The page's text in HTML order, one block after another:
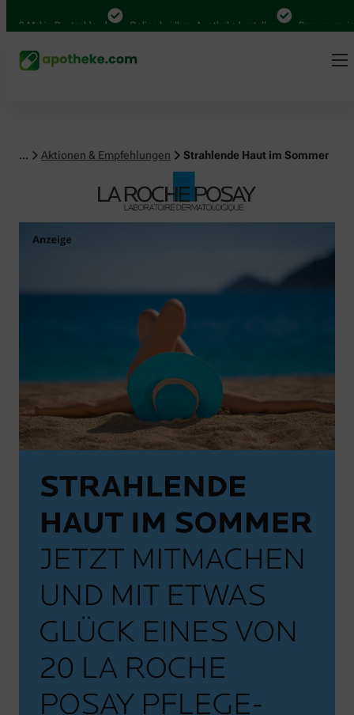
Mal in Deutschland Online bei Ihrer Apotheke bestellen Bequem
... Aktionen & Empfehlungen Strahlende Haut im Sommer